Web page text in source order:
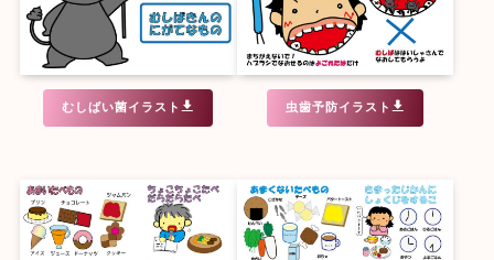
むしばい菌イラスト 虫歯予防イラスト